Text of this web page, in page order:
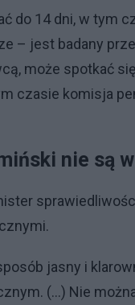
do 14 dni, w tym
– jest badany
może spotkać
czasie komisja
nie są
jasny i
(…) Nie